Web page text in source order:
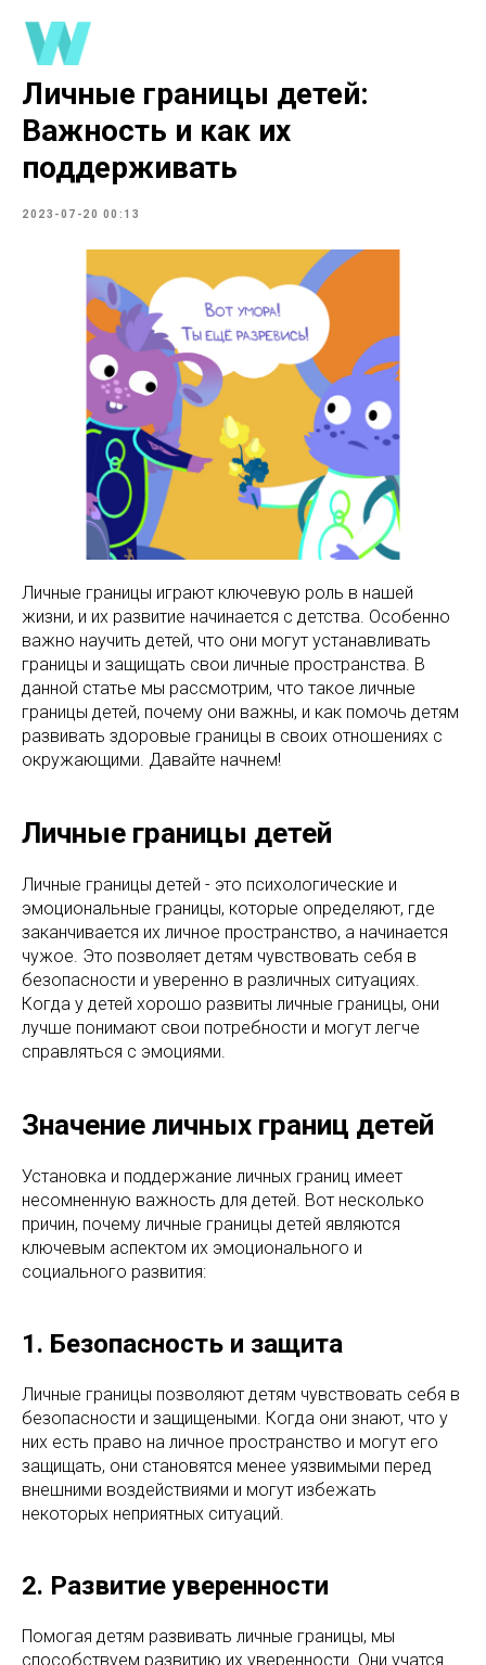
Личные границы детей:
Важность и как их
поддерживать
2023-07-20 00:13
Личные границы играют ключевую роль в нашей
жизни, и их развитие начинается с детства. Особенно
важно научить детей, что они могут устанавливать
границы и защищать свои личные пространства. В
данной статье мы рассмотрим, что такое личные
границы детей, почему они важны, и как помочь детям
развивать здоровые границы в своих отношениях с
окружающими. Давайте начнем!
Личные границы детей
Личные границы детей - это психологические и
эмоциональные границы, которые определяют, где
заканчивается их личное пространство, а начинается
чужое. Это позволяет детям чувствовать себя в
безопасности и уверенно в различных ситуациях.
Когда у детей хорошо развиты личные границы, они
лучше понимают свои потребности и могут легче
справляться с эмоциями.
Значение личных границ детей
Установка и поддержание личных границ имеет
несомненную важность для детей. Вот несколько
причин, почему личные границы детей являются
ключевым аспектом их эмоционального и
социального развития:
1. Безопасность и защита
Личные границы позволяют детям чувствовать себя в
безопасности и защищеными. Когда они знают, что у
них есть право на личное пространство и могут его
защищать, они становятся менее уязвимыми перед
внешними воздействиями и могут избежать
некоторых неприятных ситуаций.
2. Развитие уверенности
Помогая детям развивать личные границы, мы
способствуем развитию их уверенности. Они учатся